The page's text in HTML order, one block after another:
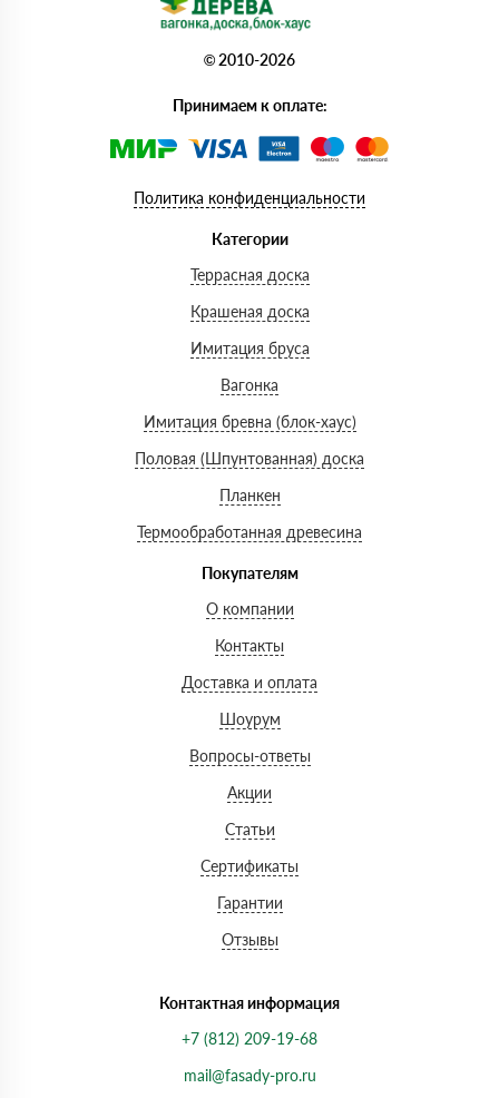
© 2010-2026
Принимаем к оплате:
Политика конфиденциальности
Категории
Террасная доска
Крашеная доска
Имитация бруса
Вагонка
Имитация бревна (блок-хаус)
Половая (Шпунтованная) доска
Планкен
Термообработанная древесина
Покупателям
О компании
Контакты
Доставка и оплата
Шоурум
Вопросы-ответы
Акции
Статьи
Сертификаты
Гарантии
Отзывы
Контактная информация
+7 (812) 209-19-68
mail@fasady-pro.ru